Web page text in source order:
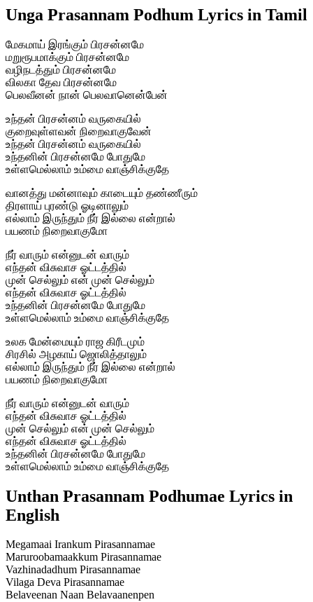
Unga Prasannam Podhum Lyrics in Tamil
மேகமாய் இரங்கும் பிரசன்னமே
மறுரூபமாக்கும் பிரசன்னமே
வழிநடத்தும் பிரசன்னமே
விலகா தேவ பிரசன்னமே
பெலவீனன் நான் பெலவானென்பேன்
உந்தன் பிரசன்னம் வருகையில்
குறைவுள்ளவன் நிறைவாகுவேன்
உந்தன் பிரசன்னம் வருகையில்
உந்தனின் பிரசன்னமே போதுமே
உள்ளமெல்லாம் உம்மை வாஞ்சிக்குதே
வானத்து மன்னாவும் காடையும் தண்ணீரும்
திரளாய் புரண்டு ஓடினாலும்
எல்லாம் இருந்தும் நீர் இல்லை என்றால்
பயணம் நிறைவாகுமோ
நீர் வாரும் என்னுடன் வாரும்
எந்தன் விசுவாச ஓட்டத்தில்
முன் செல்லும் என் முன் செல்லும்
எந்தன் விசுவாச ஓட்டத்தில்
உந்தனின் பிரசன்னமே போதுமே
உள்ளமெல்லாம் உம்மை வாஞ்சிக்குதே
உலக மேன்மையும் ராஜ கிரீடமும்
சிரசில் அழகாய் ஜொலித்தாலும்
எல்லாம் இருந்தும் நீர் இல்லை என்றால்
பயணம் நிறைவாகுமோ
நீர் வாரும் என்னுடன் வாரும்
எந்தன் விசுவாச ஓட்டத்தில்
முன் செல்லும் என் முன் செல்லும்
எந்தன் விசுவாச ஓட்டத்தில்
உந்தனின் பிரசன்னமே போதுமே
உள்ளமெல்லாம் உம்மை வாஞ்சிக்குதே
Unthan Prasannam Podhumae Lyrics in
English
Megamaai Irankum Pirasannamae
Maruroobamaakkum Pirasannamae
Vazhinadadhum Pirasannamae
Vilaga Deva Pirasannamae
Belaveenan Naan Belavaanenpen